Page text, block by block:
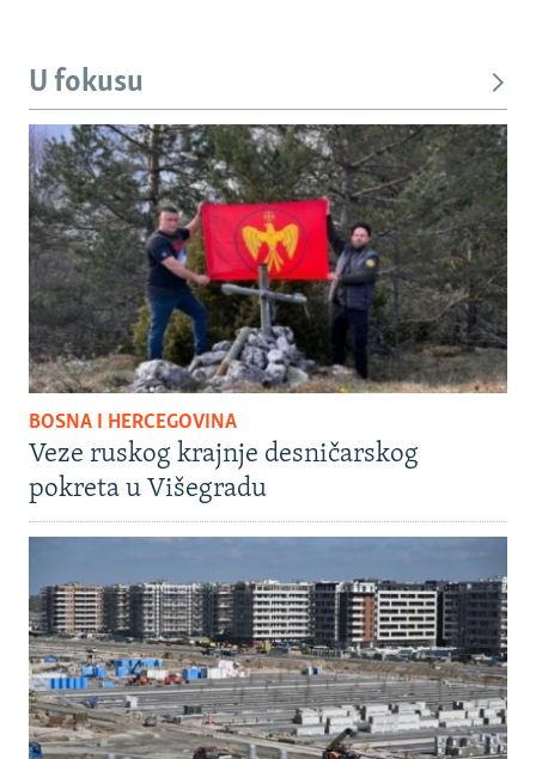
U fokusu
BOSNA I HERCEGOVINA
Veze ruskog krajnje desničarskog
pokreta u Višegradu